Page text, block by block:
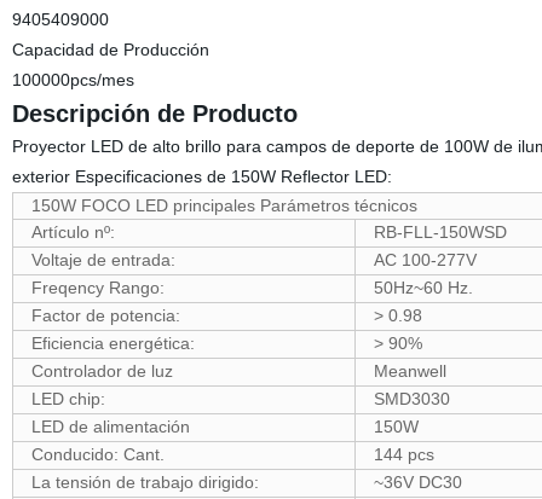
9405409000
Capacidad de Producción
100000pcs/mes
Descripción de Producto
Proyector LED de alto brillo para campos de deporte de 100W de
exterior Especificaciones de 150W Reflector LED:
150W FOCO LED principales Parámetros técnicos
Artículo nº:
RB-FLL-150WSD
Voltaje de entrada:
AC 100-277V
Freqency Rango:
50Hz~60 Hz.
Factor de potencia:
> 0.98
Eficiencia energética:
> 90%
Controlador de luz
Meanwell
LED chip:
SMD3030
LED de alimentación
150W
Conducido: Cant.
144 pcs
La tensión de trabajo dirigido:
~36V DC30